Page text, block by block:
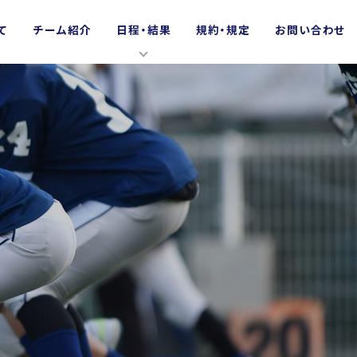
チーム紹介 日程・結果 規約・規定 お問い合わせ